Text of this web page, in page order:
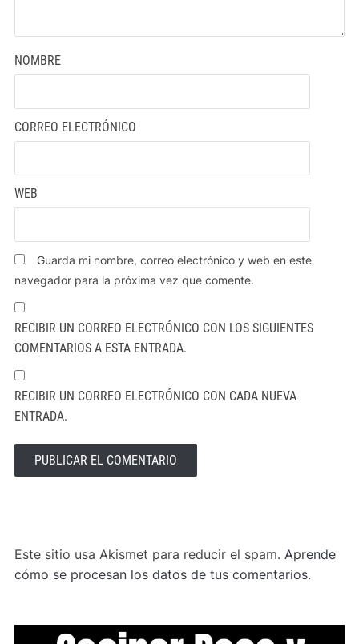
NOMBRE
CORREO ELECTRÓNICO
WEB
Guarda mi nombre, correo electrónico y web en este
navegador para la próxima vez que comente.
RECIBIR UN CORREO ELECTRÓNICO CON LOS SIGUIENTES
COMENTARIOS A ESTA ENTRADA.
RECIBIR UN CORREO ELECTRÓNICO CON CADA NUEVA
ENTRADA.
Este sitio usa Akismet para reducir el spam. Aprende
cómo se procesan los datos de tus comentarios.